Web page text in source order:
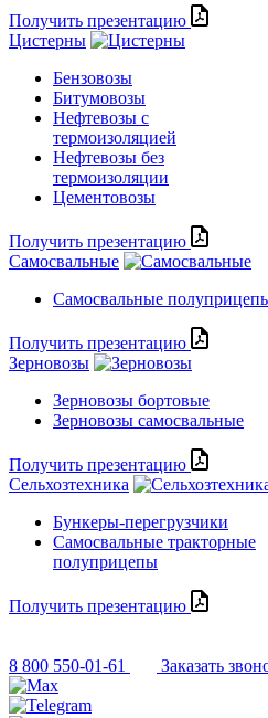
Получить презентацию
Цистерны
Бензовозы
Битумовозы
Нефтевозы с
термоизоляцией
Нефтевозы без
термоизоляции
Цементовозы
Получить презентацию
Самосвальные
Самосвальные
Получить презентацию
Зерновозы
Зерновозы бортовые
Зерновозы самосвальные
Получить презентацию
Сельхозтехника
Бункеры-перегрузчики
Самосвальные тракторные
полуприцепы
Получить презентацию
8 800 550-01-61 Заказать